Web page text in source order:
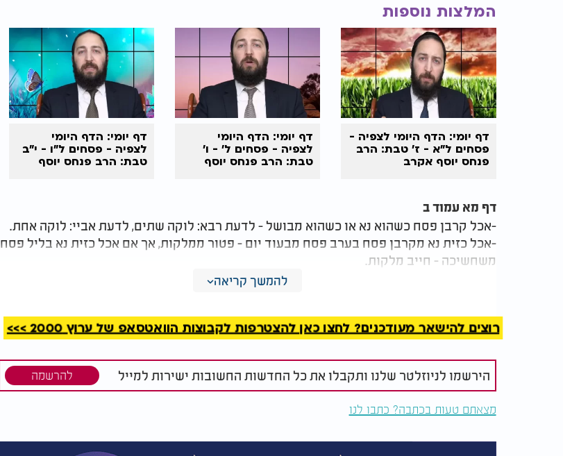
המלצות נוספות
דף יומי: הדף היומי לצפיה -
פסחים ל"א - ז’ טבת: הרב
פנחס יוסף אקרב
דף יומי: הדף היומי
לצפיה - פסחים ל’ - ו’
טבת: הרב פנחס יוסף
דף יומי: הדף היומי
לצפיה - פסחים ל"ו - י"ב
טבת: הרב פנחס יוסף
דף מא עמוד ב
-אכל קרבן פסח כשהוא נא או כשהוא מבושל - לדעת רבא: לוקה שתים, לדעת אביי: לוקה אחת.
-אכל כזית נא מקרבן פסח בערב פסח מבעוד יום - פטור ממלקות, אך אם אכל כזית נא בליל פסח
משחשיכה - חייב מלקות.
-אכל כזית צלי בערב פסח מבעוד יום - לא פסל את עצמו מלאוכלו בליל פסח עם בני החבורה
-אכל כזית מקרבן פסח כשהוא צלי בערב פסח מבעוד יום - חייב מלקות.
להמשך קריאה
רוצים להישאר מעודכנים? לחצו כאן להצטרפות לקבוצות הוואטסאפ של ערוץ 2000 >>>
הירשמו לניוזלטר שלנו ותקבלו את כל החדשות החשובות ישירות למייל להרשמה
מצאתם טעות בכתבה? כתבו לנו